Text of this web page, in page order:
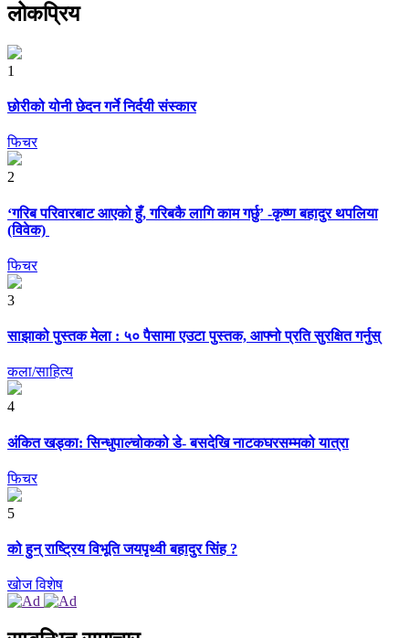
लोकप्रिय
1
छोरीको योनी छेदन गर्ने निर्दयी संस्कार
फिचर
2
‘गरिब परिवारबाट आएको हुँ, गरिबकै लागि काम गर्छु’ -कृष्ण बहादुर थपलिया
(विवेक)
फिचर
3
साझाको पुस्तक मेला : ५० पैसामा एउटा पुस्तक, आफ्नो प्रति सुरक्षित गर्नुस्
कला/साहित्य
4
अंकित खड्का: सिन्धुपाल्चोकको डे- बसदेखि नाटकघरसम्मको यात्रा
फिचर
5
को हुन् राष्ट्रिय विभूति जयपृथ्वी बहादुर सिंह ?
खोज विशेष